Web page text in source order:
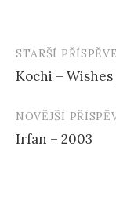
Navigace
příspěvku
STARŠÍ
Kochi – Wishes
NOVĚJŠÍ
Irfan – 2003